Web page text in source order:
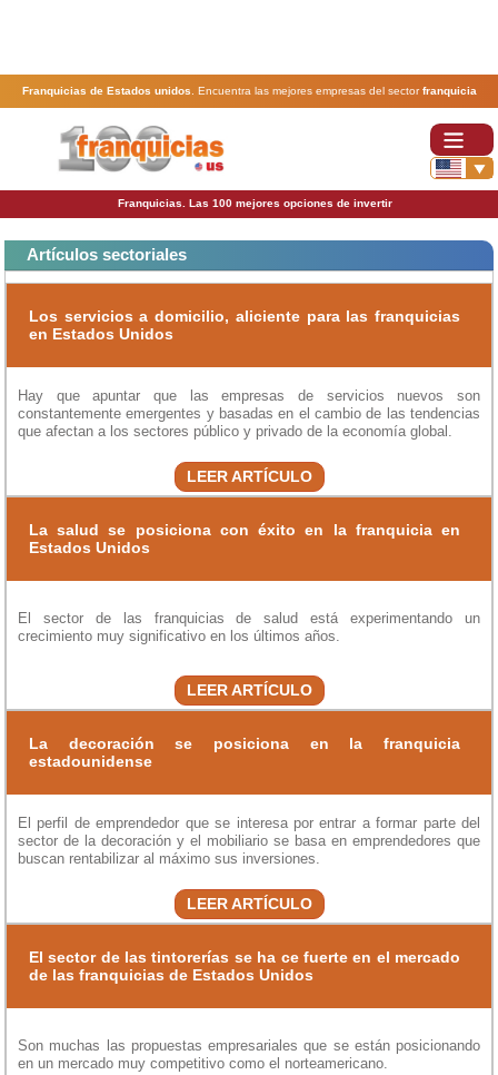
Franquicias de Estados unidos . Encuentra las mejores empresas del sectorfranquicia
ordenadas por actividad. En www.100franquicias.us encontrarás las más rentables,
baratas y seguras.
Franquicias. Las 100 mejores opciones de invertir
Artículos sectoriales
Los servicios a domicilio, aliciente para las franquicias
en Estados Unidos
Hay que apuntar que las empresas de servicios nuevos son
constantemente emergentes y basadas en el cambio de las tendencias
que afectan a los sectores público y privado de la economía global.
LEER ARTÍCULO
La salud se posiciona con éxito en la franquicia en
Estados Unidos
El sector de las franquicias de salud está experimentando un
crecimiento muy significativo en los últimos años.
LEER ARTÍCULO
La decoración se posiciona en la franquicia
estadounidense
El perfil de emprendedor que se interesa por entrar a formar parte del
sector de la decoración y el mobiliario se basa en emprendedores que
buscan rentabilizar al máximo sus inversiones.
LEER ARTÍCULO
El sector de las tintorerías se ha ce fuerte en el mercado
de las franquicias de Estados Unidos
Son muchas las propuestas empresariales que se están posicionando
en un mercado muy competitivo como el norteamericano.